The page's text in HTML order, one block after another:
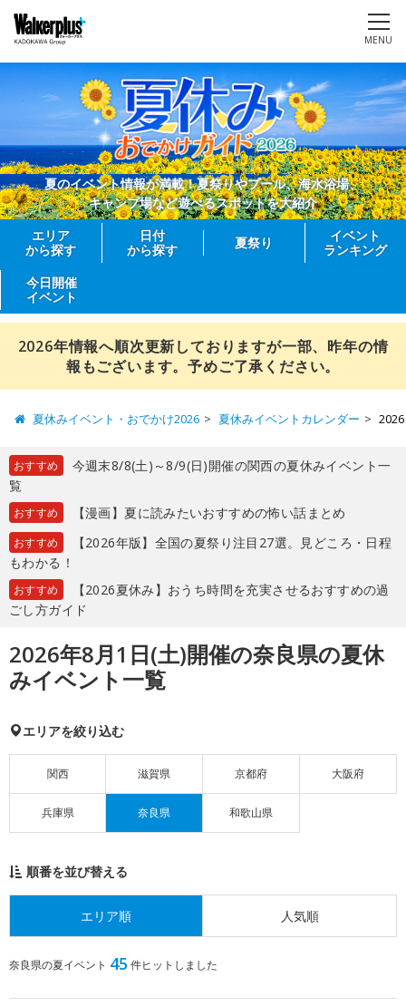
MENU
夏のイベント情報が満載！夏祭りやプール、海水浴場、
キャンプ場など遊べるスポットを大紹介
エリア
から探す
日付
から探す
夏祭り
イベント
ランキング
今日開催
イベント
2026年情報へ順次更新しておりますが一部、昨年の情
報もございます。予めご了承ください。
夏休みイベント・おでかけ2026 夏休みイベントカレンダー
おすすめ
今週末8/8(土)～8/9(日)開催の関西の夏休みイベント一
覧
おすすめ 【漫画】夏に読みたいおすすめの怖い話まとめ
おすすめ
【2026年版】全国の夏祭り注目27選。見どころ・日程
もわかる！
おすすめ
【2026夏休み】おうち時間を充実させるおすすめの過
ごし方ガイド
2026年8月1日(土)開催の奈良県の夏休
みイベント一覧
エリアを絞り込む
関西 滋賀県 京都府 大阪府
兵庫県 奈良県 和歌山県
順番を並び替える
エリア順 人気順
奈良県の夏イベント 45 件ヒットしました